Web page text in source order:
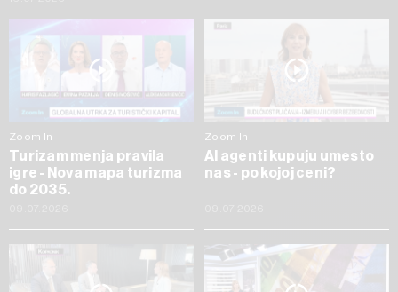
Zoom In
Turizam menja pravila
igre - Nova mapa turizma
do 2035.
Zoom In
AI agenti kupuju umesto
nas - po kojoj ceni?